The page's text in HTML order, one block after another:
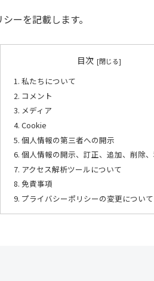
ーを記載します。
目次
私たちについて
コメント
メディア
Cookie
個人情報の第三者への開示
個人情報の開示、訂正、追加、削除
アクセス解析ツールについて
免責事項
プライバシーポリシーの変更について